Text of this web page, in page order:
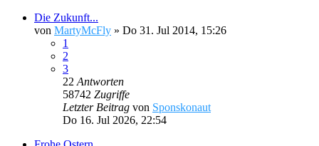
Die Zukunft...
von MartyMcFly » Do 31. Jul 2014, 15:26
1
2
3
22 Antworten
58742 Zugriffe
Letzter Beitrag von Sponskonaut
Do 16. Jul 2026, 22:54